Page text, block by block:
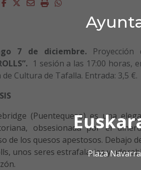
Plaza
Facebook
Twitter
EmailImprimirWhatsapp
7 de diciembre.
1 sesión a las 17:00 horas,
de Cultura de Tafalla. Entrada: 3,5 €.
(Puentequeso) es una
obsesionada por el
de los quesos apestosos. Debajo
unos seres estrafalarios y